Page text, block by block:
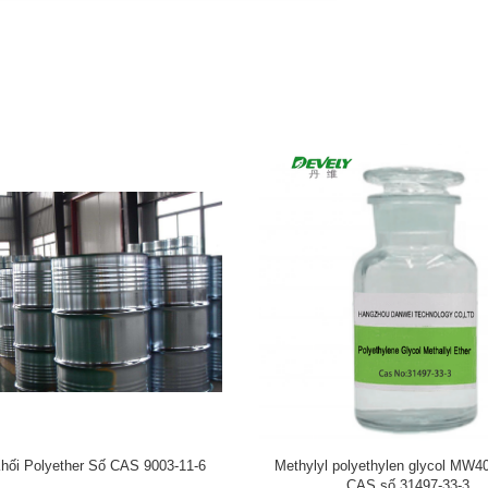
PolyoxyethyleneEther
C12-14 Polyether rượu béo CAS số